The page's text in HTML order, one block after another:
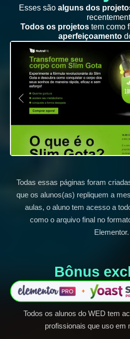
Esses sãoalguns dos
Todos os projetos tem como
aperfeiçoamento
Todas essas páginas foram
que os alunos(as) repliquem a
aulas, o aluno tem acesso a
como o arquivo final no
Elementor.
Bônus
Todos os alunos do WED tem
profissionais que uso em